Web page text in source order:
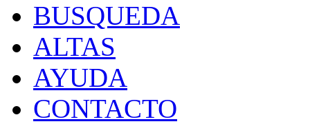
BUSQUEDA
ALTAS
AYUDA
CONTACTO